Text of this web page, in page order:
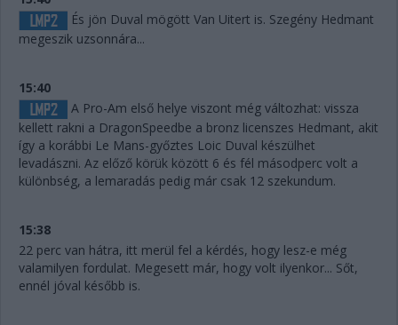
És jön Duval mögött Van Uitert is. Szegény Hedmant
megeszik uzsonnára...
15:40
A Pro-Am első helye viszont még változhat: vissza
kellett rakni a DragonSpeedbe a bronz licenszes Hedmant, akit
így a korábbi Le Mans-győztes Loic Duval készülhet
levadászni. Az előző körük között 6 és fél másodperc volt a
különbség, a lemaradás pedig már csak 12 szekundum.
15:38
22 perc van hátra, itt merül fel a kérdés, hogy lesz-e még
valamilyen fordulat. Megesett már, hogy volt ilyenkor... Sőt,
ennél jóval később is.